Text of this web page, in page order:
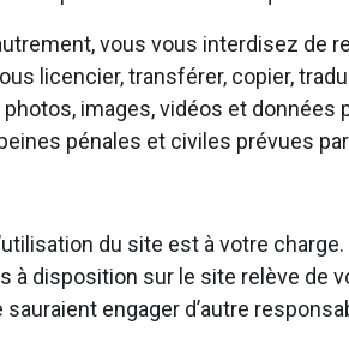
vous vous interdisez de
licencier, transférer, copier,
images, vidéos et
pénales et civiles prévues
du site est à votre
à disposition sur le site relève
engager d’autre